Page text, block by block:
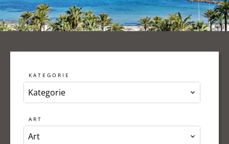
KATEGORIE
Kategorie
ART
Art